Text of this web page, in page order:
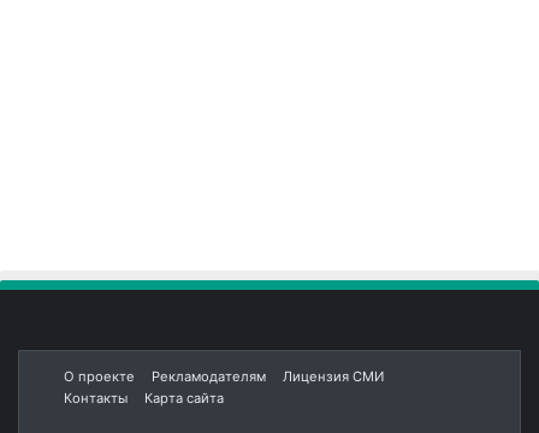
О проекте Рекламодателям
Лицензия СМИ
Контакты
Карта сайта